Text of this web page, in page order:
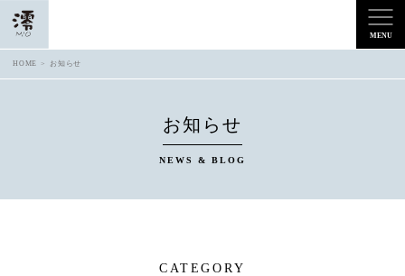
HOME お知らせ
お知らせ
NEWS & BLOG
CATEGORY